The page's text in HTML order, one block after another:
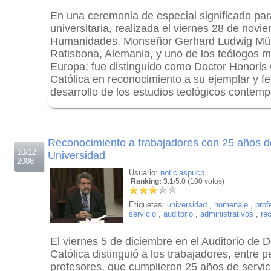
En una ceremonia de especial significado
universitaria, realizada el viernes 28 de
Humanidades, Monseñor Gerhard Ludwig
Ratisbona, Alemania, y uno de los teólogos
Europa; fue distinguido como Doctor
Católica en reconocimiento a su ejemplar y
desarrollo de los estudios teológicos
10/12
2008
Reconocimiento a trabajadores con 25 años
Universidad
Usuario: noticiaspucp
Ranking: 3.1/5.0 (100 votos)
Etiquetas: universidad , homenaje ,
servicio , auditorio , administrativos ,
El viernes 5 de diciembre en el Auditorio de
Católica distinguió a los trabajadores, entre
profesores, que cumplieron 25 años de